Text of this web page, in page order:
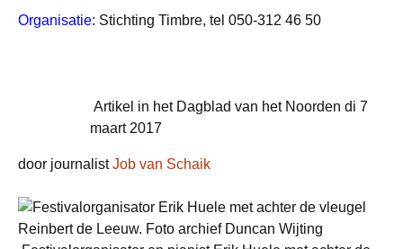
Organisatie: Stichting Timbre, tel 050-312 46 50
Artikel in het Dagblad van het Noorden di 7
maart 2017
door journalistJob van Schaik